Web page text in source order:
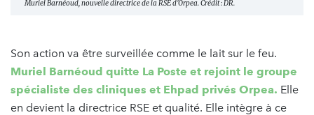
Muriel Barnéoud, nouvelle directrice de la RSE d'Orpea. Crédit : DR.
Son action va être surveillée comme le lait sur le feu.
Muriel Barnéoud quitte La Poste et rejoint le groupe
spécialiste des cliniques et Ehpad privés Orpea. Elle
en devient la directrice RSE et qualité. Elle intègre à ce